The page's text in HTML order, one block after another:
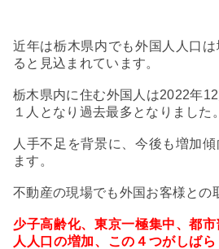
近年は栃木県内でも外国人人口
ると見込まれています。
栃木県内に住む外国人は2022年
１人となり過去最多となりました。
人手不足を背景に、今後も増加
ます。
不動産の現場でも外国お客様との
少子高齢化、東京一極集中、都
人人口の増加、この４つがしば